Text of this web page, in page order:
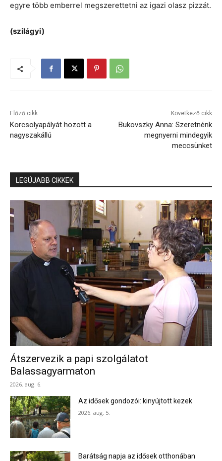
egyre több emberrel megszerettetni az igazi olasz pizzát.
(szilágyi)
Előző cikk
Korcsolyapályát hozott a
nagyszakállú
Következő cikk
Bukovszky Anna: Szeretnénk
megnyerni mindegyik
meccsünket
LEGÚJABB CIKKEK
Átszervezik a papi szolgálatot
Balassagyarmaton
2026. aug. 6.
Az idősek gondozói: kinyújtott kezek
2026. aug. 5.
Barátság napja az idősek otthonában